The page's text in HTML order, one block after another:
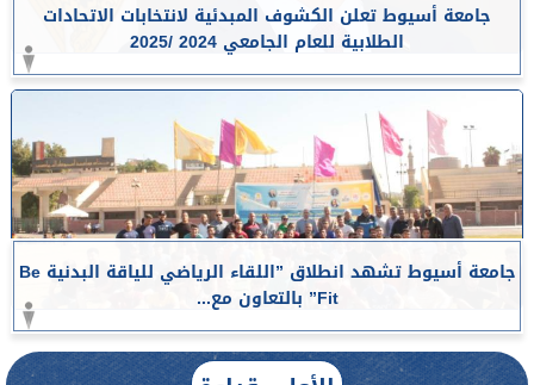
جامعة أسيوط تعلن الكشوف المبدئية لانتخابات الاتحادات
الطلابية للعام الجامعي 2024 /2025
جامعة أسيوط تشهد انطلاق ”اللقاء الرياضي للياقة البدنية Be
Fit” بالتعاون مع...